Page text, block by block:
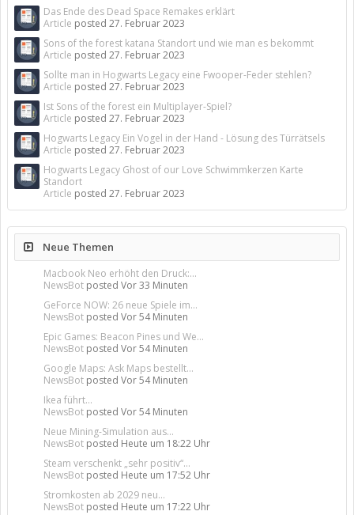
Das Ende des Dead Space Remakes erklärt
Article posted 27. Februar 2023
Sons of the forest katana Standort und wie man es bekommt
Article posted 27. Februar 2023
Sollte man in Hogwarts Legacy eine Fwooper-Feder stehlen?
Article posted 27. Februar 2023
Ist Sons of the forest ein Multiplayer-Spiel?
Article posted 27. Februar 2023
Hogwarts Legacy Ein Vogel in der Hand - Lösung des Türrätsels
Article posted 27. Februar 2023
Hogwarts Legacy Ghost of our Love Schwimmkerzen Karte
Standort
Article posted 27. Februar 2023
Neue Themen
Macbook Neo erhöht den Druck:...
NewsBot posted Vor 33 Minuten
GeForce NOW: 26 neue Spiele im...
NewsBot posted Vor 54 Minuten
Epic Games: Beacon Pines und We...
NewsBot posted Vor 54 Minuten
Google Maps: Ask Maps bestellt...
NewsBot posted Vor 54 Minuten
Ikea führt...
NewsBot posted Vor 54 Minuten
Neue Mining-Simulation aus...
NewsBot posted Heute um 18:22 Uhr
Steam verschenkt „sehr positiv“...
NewsBot posted Heute um 17:52 Uhr
Stromkosten ab 2029 neu...
NewsBot posted Heute um 17:22 Uhr